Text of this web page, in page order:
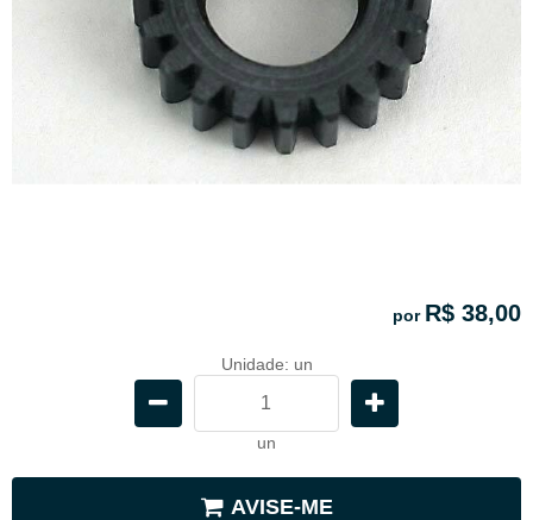
por R$ 38,00
Unidade: un
un
AVISE-ME